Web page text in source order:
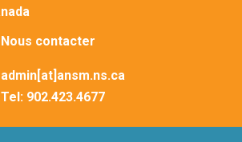
Nous contacter
admin[at]ansm.ns.ca
Tel: 902.423.4677